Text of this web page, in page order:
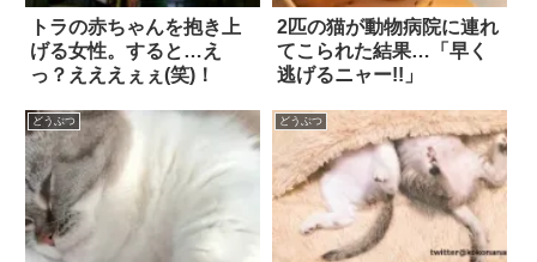
トラの赤ちゃんを抱き上
げる女性。すると…え
っ？えええぇぇ(笑)！
2匹の猫が動物病院に連れ
てこられた結果…「早く
逃げるニャー!!」
どうぶつ どうぶつ